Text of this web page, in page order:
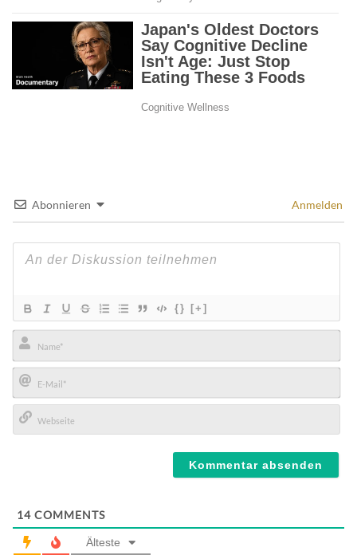
Abonnieren Anmelden
{} [+]
Name*
E-
Mail*
14 COMMENTS
Älteste